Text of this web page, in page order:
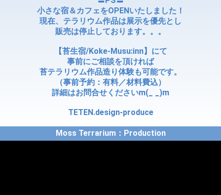
小さな宿＆カフェをOPENいたしました！
現在、テラリウム作品は展示を優先とし
販売は停止しております。。。
【苔生宿/Koke-Musu:inn】にて
事前にご相談を頂ければ
苔テラリウム作品造り体験も可能です。
（事前予約：有料／材料費込）
詳細はお問合せくださいm(_ _)m
TETEN.design-produce
Moss Terrarium：Production